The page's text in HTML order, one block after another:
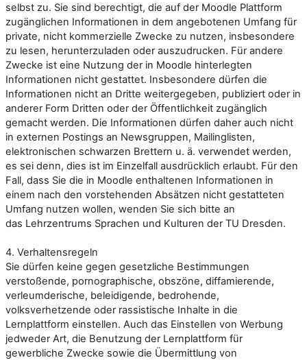
selbst zu. Sie sind berechtigt, die auf der Moodle Plattform
zugänglichen Informationen in dem angebotenen Umfang für
private, nicht kommerzielle Zwecke zu nutzen, insbesondere
zu lesen, herunterzuladen oder auszudrucken. Für andere
Zwecke ist eine Nutzung der in Moodle hinterlegten
Informationen nicht gestattet. Insbesondere dürfen die
Informationen nicht an Dritte weitergegeben, publiziert oder in
anderer Form Dritten oder der Öffentlichkeit zugänglich
gemacht werden. Die Informationen dürfen daher auch nicht
in externen Postings an Newsgruppen, Mailinglisten,
elektronischen schwarzen Brettern u. ä. verwendet werden,
es sei denn, dies ist im Einzelfall ausdrücklich erlaubt. Für den
Fall, dass Sie die in Moodle enthaltenen Informationen in
einem nach den vorstehenden Absätzen nicht gestatteten
Umfang nutzen wollen, wenden Sie sich bitte an
das Lehrzentrums Sprachen und Kulturen der TU Dresden.
4. Verhaltensregeln
Sie dürfen keine gegen gesetzliche Bestimmungen
verstoßende, pornographische, obszöne, diffamierende,
verleumderische, beleidigende, bedrohende,
volksverhetzende oder rassistische Inhalte in die
Lernplattform einstellen. Auch das Einstellen von Werbung
jedweder Art, die Benutzung der Lernplattform für
gewerbliche Zwecke sowie die Übermittlung von